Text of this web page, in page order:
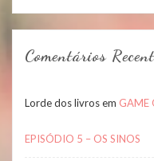
Comentários
Lorde dos livrosem GAME
EPISÓDIO 5 – OS SINOS